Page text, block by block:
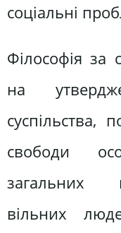
соціальні
Філософія за
на
суспільства,
свободи
загальних
вільних